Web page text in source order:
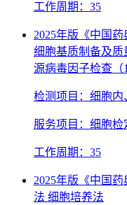
工作周期：35
2025年版《中国
细胞基质制备及质
源病毒因子检查
检测项目：细胞内
服务项目：细胞检
工作周期：35
2025年版《中国
法 细胞培养法